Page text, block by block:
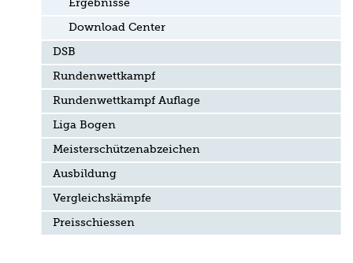
Ergebnisse
Download Center
DSB
Rundenwettkampf
Rundenwettkampf Auflage
Liga Bogen
Meisterschützenabzeichen
Ausbildung
Vergleichskämpfe
Preisschiessen